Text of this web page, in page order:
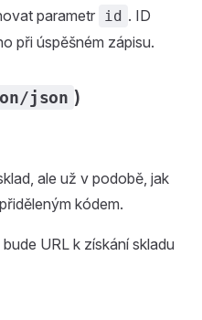
parametr id . ID
při úspěšném zápisu.
json )
ale už v podobě, jak
kódem.
bude URL k získání skladu